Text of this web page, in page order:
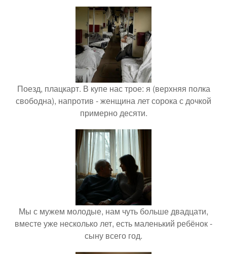
Поезд, плацкарт. В купе нас трое: я (верхняя полка
свободна), напротив - женщина лет сорока с дочкой
примерно десяти.
Мы с мужем молодые, нам чуть больше двадцати,
вместе уже несколько лет, есть маленький ребёнок -
сыну всего год.